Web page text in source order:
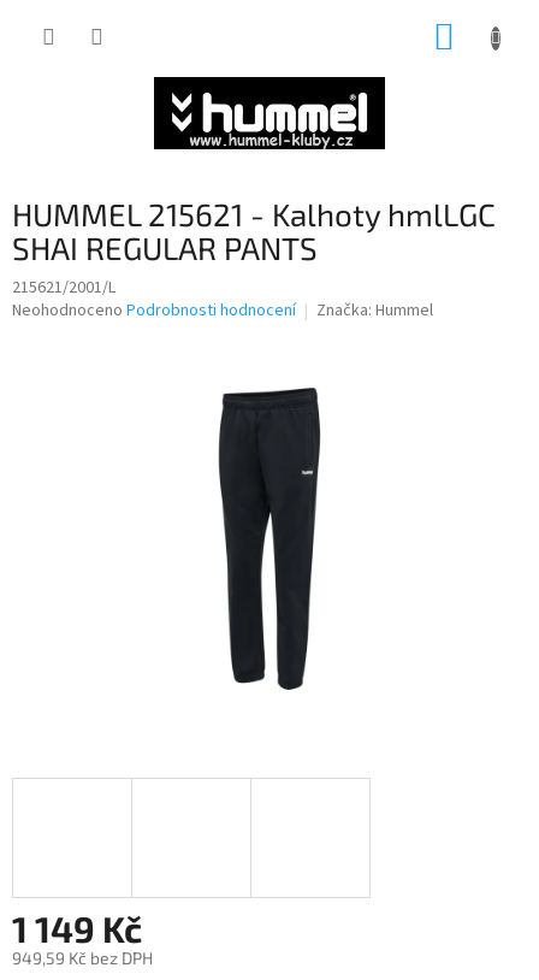
HUMMEL 215621 - Kalhoty hmlLGC
SHAI REGULAR PANTS
215621/2001/L
Průměrné
Neohodnoceno Podrobnosti hodnocení Značka: Hummel
1 149 Kč
949,59 Kč bez DPH